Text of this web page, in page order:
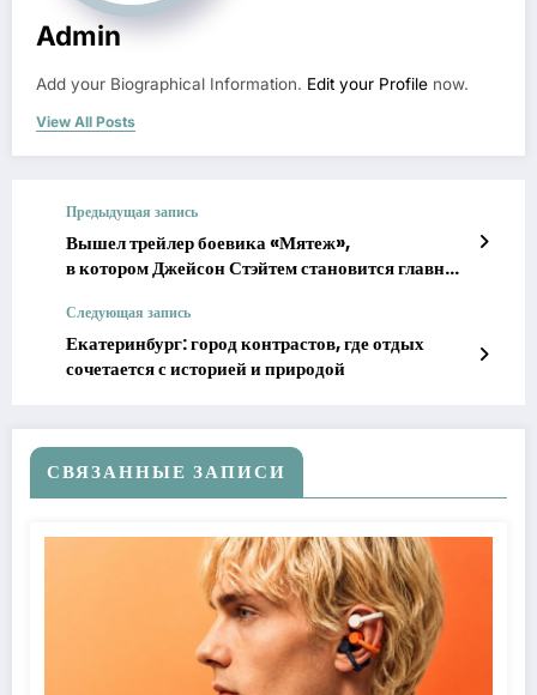
Admin
Add your Biographical Information. Edit your Profile now.
View All Posts
Предыдущая запись
Вышел трейлер боевика «Мятеж»,
в котором Джейсон Стэйтем становится главным
Следующая запись
Екатеринбург: город контрастов, где отдых
сочетается с историей и природой
СВЯЗАННЫЕ ЗАПИСИ